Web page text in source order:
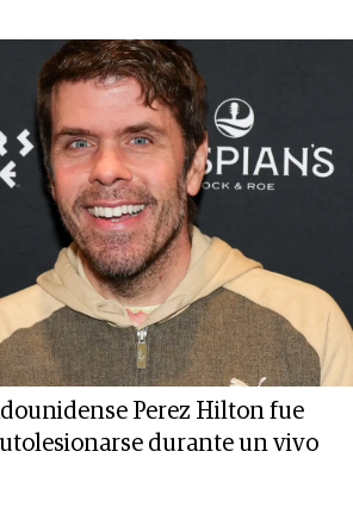
Perez Hilton fue
durante un vivo